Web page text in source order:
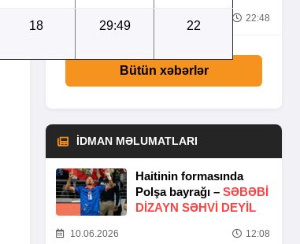
18 29:49 22
07.08.2026 22:48
Bütün xəbərlər
İDMAN MƏLUMATLARI
Haitinin formasında
Polşa bayrağı – SƏBƏBI
DIZAYN SƏHVI DEYIL
10.06.2026 12:08